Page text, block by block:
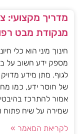
מדריך מקצועי:
מנקודת מבט
חינוך מיני הוא כלי
מספק ידע חשוב על
לגוף. מתן מידע
של חוסר ידע, כמו
אמור להתרכז
שמירה על שיח פתוח
לקריאת המאמר »